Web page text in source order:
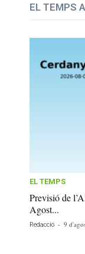
EL TEMPS
EL TEMPS
Previsió de
Agost...
Redacció - 9